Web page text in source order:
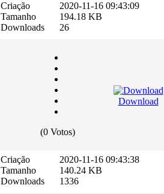
Criação
Tamanho
Downloads
2020-11-16 09:43:09
194.18 KB
26
(0 Votos)
Download
Criação
Tamanho
Downloads
2020-11-16 09:43:38
140.24 KB
1336